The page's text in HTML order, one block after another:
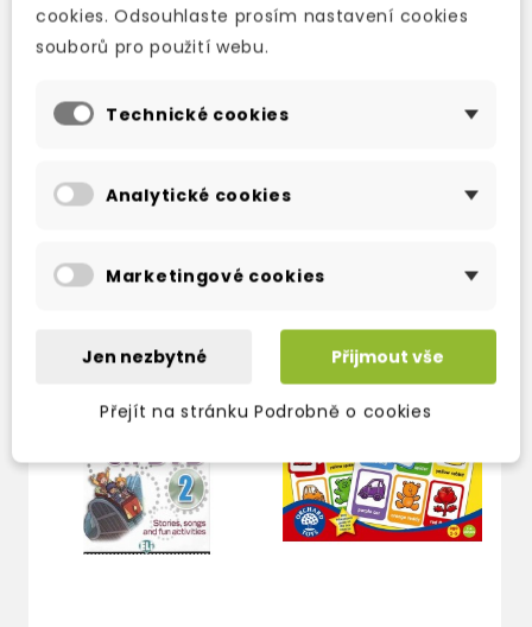
S touhle bezva knížkou je učení zábava. Děti
se hravou formou seznámí se základními
použitelným samolepkám snáze zapamatují.
OSTATNÍ PRODUKTY VE STEJNÉ KATEGORII
cookies. Odsouhlaste prosím nastavení cookies
souborů pro použití webu.
Technické cookies
Analytické cookies
Marketingové cookies
Jen nezbytné Přijmout vše
Přejít na stránku Podrobně o cookies